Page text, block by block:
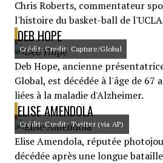
Chris Roberts, commentateur
l'histoire du basket-ball de l'UCLA
DEB HOPE
Crédit: Credit: Capture/Global
Deb Hope, ancienne
Global, est décédée à l'âge de 67
liées à la maladie d'Alzheimer.
ELISE AMENDOLA
Crédit: Credit: Twitter (via AP)
Elise Amendola, réputée
décédée après une longue